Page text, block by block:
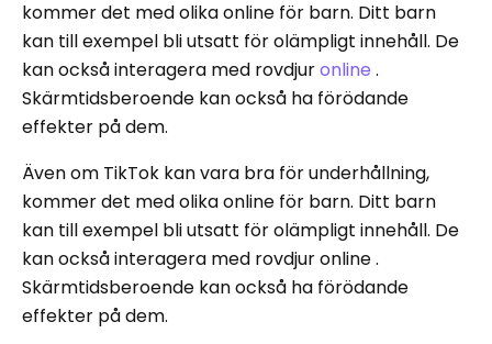
kommer det med olika online för barn. Ditt barn
kan till exempel bli utsatt för olämpligt innehåll. De
kan också interagera med rovdjuronline .
Skärmtidsberoende kan också ha förödande
effekter på dem.
Även om TikTok kan vara bra för underhållning,
kommer det med olika online för barn. Ditt barn
kan till exempel bli utsatt för olämpligt innehåll. De
kan också interagera med rovdjur online .
Skärmtidsberoende kan också ha förödande
effekter på dem.